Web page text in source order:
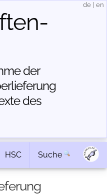
der
des
de en
HSC Suche